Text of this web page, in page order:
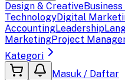
Design & Creative
TechnologyDigital
AccountingLeadership
MarketingProject
Kategori
Masuk / Daftar